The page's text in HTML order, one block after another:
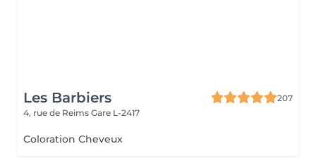
Les Barbiers
207
4, rue de Reims Gare L-2417
Coloration Cheveux